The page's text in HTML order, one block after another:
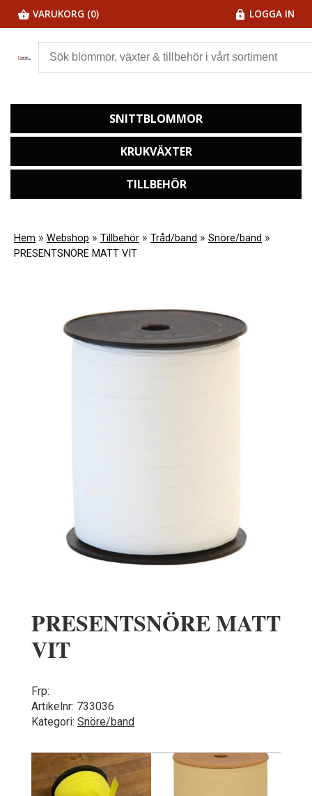
VARUKORG (0) LOGGA IN
SNITTBLOMMOR
KRUKVÄXTER
TILLBEHÖR
Hem » Webshop » Tillbehör » Tråd/band » Snöre/band »
PRESENTSNÖRE MATT VIT
PRESENTSNÖRE MATT
VIT
Frp:
Artikelnr: 733036
Kategori: Snöre/band